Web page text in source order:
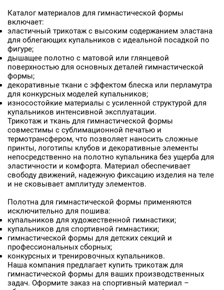
Каталог материалов для гимнастической формы
включает:
эластичный трикотаж с высоким содержанием эластана
для облегающих купальников с идеальной посадкой по
фигуре;
дышащее полотно с матовой или глянцевой
поверхностью для основных деталей гимнастической
формы;
декоративные ткани с эффектом блеска или перламутра
для конкурсных моделей купальников;
износостойкие материалы с усиленной структурой для
купальников интенсивной эксплуатации.
Трикотаж и ткань для гимнастической формы
совместимы с сублимационной печатью и
термотрансфером, что позволяет наносить сложные
принты, логотипы клубов и декоративные элементы
непосредственно на полотно купальника без ущерба для
эластичности и комфорта. Материал обеспечивает
свободу движений, надежную фиксацию изделия на теле
и не сковывает амплитуду элементов.
Полотна для гимнастической формы применяются
исключительно для пошива:
купальников для художественной гимнастики;
купальников для спортивной гимнастики;
гимнастической формы для детских секций и
профессиональных сборных;
конкурсных и тренировочных купальников.
Наша компания предлагает купить трикотаж для
гимнастической формы для ваших производственных
задач. Оформите заказ на спортивный материал –